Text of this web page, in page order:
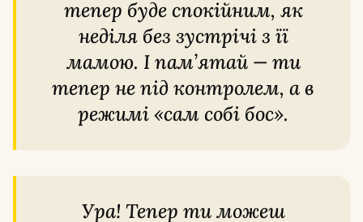
тепер буде спокійним, як
неділя без зустрічі з її
мамою. І пам’ятай — ти
тепер не під контролем, а в
режимі «сам собі бос».
Ура! Тепер ти можеш